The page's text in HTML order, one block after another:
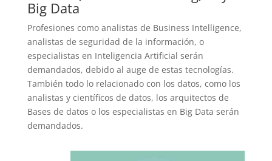
Big Data
Profesiones como analistas de Business Intelligence,
analistas de seguridad de la información, o
especialistas en Inteligencia Artificial serán
demandados, debido al auge de estas tecnologías.
También todo lo relacionado con los datos, como los
analistas y científicos de datos, los arquitectos de
Bases de datos o los especialistas en Big Data serán
demandados.